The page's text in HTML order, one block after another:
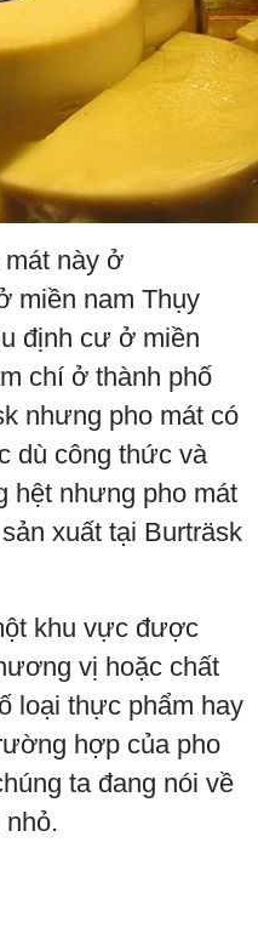
mát này ở
miền nam Thụy
định cư ở miền
chí ở thành phố
nhưng pho mát có
dù công thức và
hệt nhưng pho mát
xuất tại Burträsk
khu vực được
vị hoặc chất
loại thực phẩm hay
hợp của pho
ta đang nói về
nhỏ.